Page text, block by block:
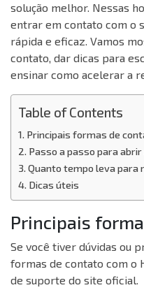
solução melhor. Nessas
entrar em contato com o
rápida e eficaz. Vamos
contato, dar dicas para
ensinar como acelerar a
Table of Contents
Principais formas de
Passo a passo para
Quanto tempo leva para
Dicas úteis
Principais
Se você tiver dúvidas ou
formas de contato com o
de suporte do site oficial.